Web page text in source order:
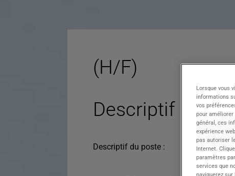
(H/F)
Descriptif du
Descriptif du poste :
Lorsque vous
informations
vos
pour améliorer
général, ces
expérience
pas autoriser
Internet.
paramètres
services que